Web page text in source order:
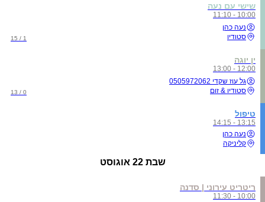
שישי עם נעה
10:00 - 11:10
נעה כהן
סטודיו
1 / 15
ין יוגה
12:00 - 13:00
גל עוז שקדי 0505972062
סטודיו & זום
0 / 13
טיפול
13:15 - 14:15
נעה כהן
קליניקה
שבת 22 אוגוסט
ריטריט עירוני | סדנה
10:00 - 11:30